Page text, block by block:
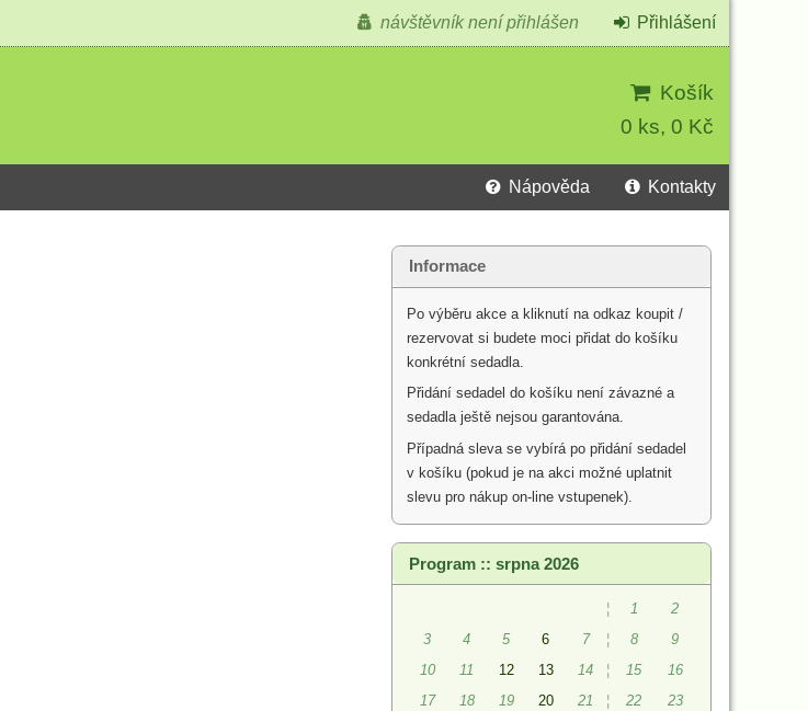
Košík
0 ks, 0 Kč
návštěvník není přihlášen Přihlášení
Nápověda Kontakty
Informace
Po výběru akce a kliknutí na odkaz koupit /
rezervovat si budete moci přidat do košíku
konkrétní sedadla.
Přidání sedadel do košíku není závazné a
sedadla ještě nejsou garantována.
Případná sleva se vybírá po přidání sedadel
v košíku (pokud je na akci možné uplatnit
slevu pro nákup on-line vstupenek).
Program :: srpna 2026
¦ 1
2
3
4 5 6 7 ¦ 8
9
10
11 12 13 14 ¦ 15
16
17
18 19 20 21 ¦ 22
23